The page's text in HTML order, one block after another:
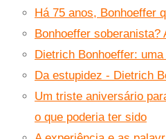
Há 75 anos, Bonhoeffer
Bonhoeffer
Dietrich Bonhoeffer:
Da estupidez - Dietrich
Um triste aniversário
o que poderia ter sido